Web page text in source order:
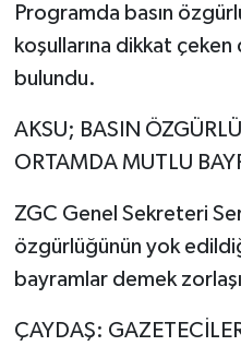
Programda basın
koşullarına dikkat
bulundu.
AKSU; BASIN
ORTAMDA MUTLU
ZGC Genel Sekreteri
özgürlüğünün yok
bayramlar demek
ÇAYDAŞ: